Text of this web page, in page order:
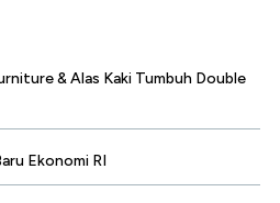
& Alas Kaki Tumbuh Double
Ekonomi RI